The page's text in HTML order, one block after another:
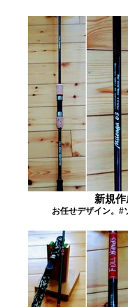
新規
お任せデザイン。#